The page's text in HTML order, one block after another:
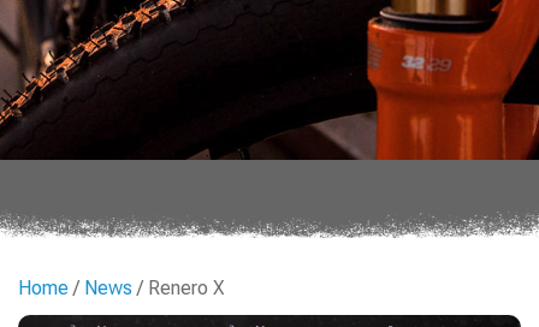
Home / News / Renero X